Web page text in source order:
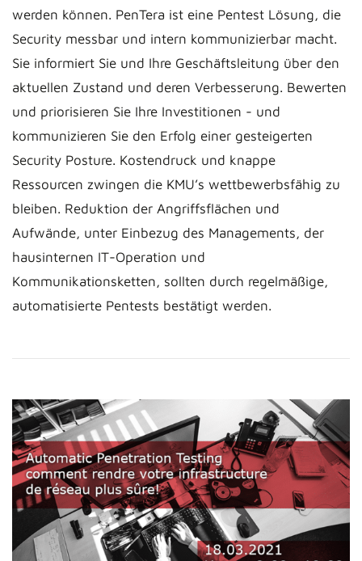
werden können. PenTera ist eine Pentest Lösung, die
Security messbar und intern kommunizierbar macht.
Sie informiert Sie und Ihre Geschäftsleitung über den
aktuellen Zustand und deren Verbesserung. Bewerten
und priorisieren Sie Ihre Investitionen - und
kommunizieren Sie den Erfolg einer gesteigerten
Security Posture. Kostendruck und knappe
Ressourcen zwingen die KMU’s wettbewerbsfähig zu
bleiben. Reduktion der Angriffsflächen und
Aufwände, unter Einbezug des Managements, der
hausinternen IT-Operation und
Kommunikationsketten, sollten durch regelmäßige,
automatisierte Pentests bestätigt werden.